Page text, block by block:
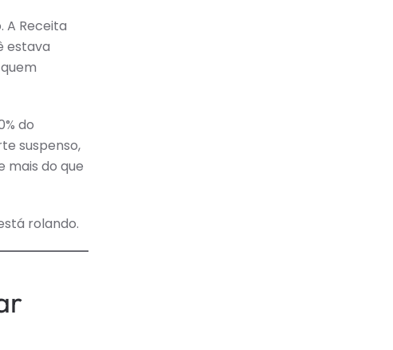
A Receita
estava
do
suspenso,
mais do que
rolando.